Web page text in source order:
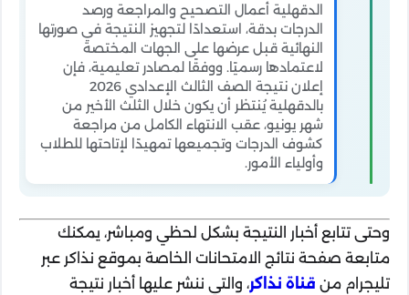
الدقهلية أعمال التصحيح والمراجعة ورصد
الدرجات بدقة، استعدادًا لتجهيز النتيجة في صورتها
النهائية قبل عرضها على الجهات المختصة
لاعتمادها رسميًا. ووفقًا لمصادر تعليمية، فإن
إعلان نتيجة الصف الثالث الإعدادي 2026
بالدقهلية يُنتظر أن يكون خلال الثلث الأخير من
شهر يونيو، عقب الانتهاء الكامل من مراجعة
كشوف الدرجات وتجميعها تمهيدًا لإتاحتها للطلاب
وأولياء الأمور.
وحتى تتابع أخبار النتيجة بشكل لحظي ومباشر، يمكنك
متابعة صفحة نتائج الامتحانات الخاصة بموقع نذاكر عبر
تليجرام من قناة نذاكر، والتي ننشر عليها أخبار نتيجة